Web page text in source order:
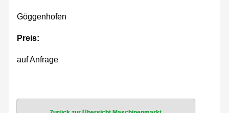
Göggenhofen
Preis:
auf Anfrage